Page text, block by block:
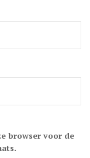
browser voor de